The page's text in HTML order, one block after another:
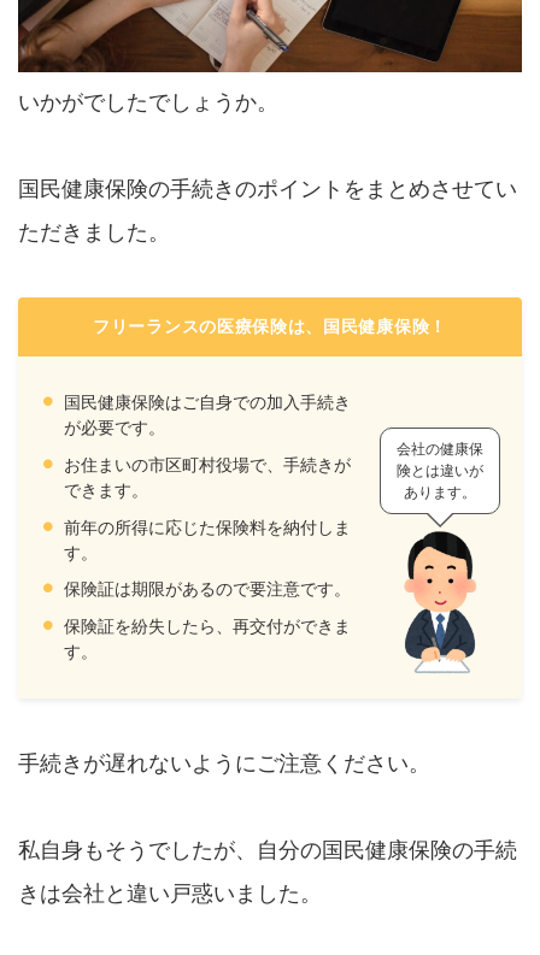
いかがでしたでしょうか。
国民健康保険の手続きのポイントをまとめさせてい
ただきました。
フリーランスの医療保険は、国民健康保険！
国民健康保険はご自身での加入手続き
が必要です。
お住まいの市区町村役場で、手続きが
できます。
前年の所得に応じた保険料を納付しま
す。
保険証は期限があるので要注意です。
保険証を紛失したら、再交付ができま
す。
会社の健康保
険とは違いが
あります。
手続きが遅れないようにご注意ください。
私自身もそうでしたが、自分の国民健康保険の手続
きは会社と違い戸惑いました。